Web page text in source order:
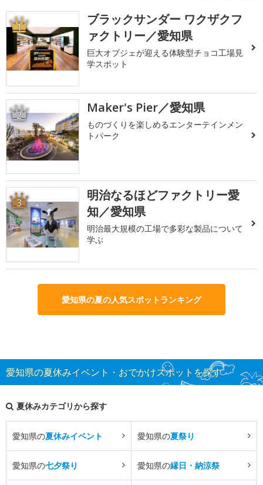
1
ブラックサンダー ワクザクフ
ァクトリー／愛知県
巨大オブジェが迎える体験型チョコ工場見
学スポット
2 Maker's Pier／愛知県
ものづくりを楽しめるエンターテインメン
トパーク
3
明治なるほどファクトリー愛
知／愛知県
明治最大規模の工場で多彩な製品について
学ぶ
愛知県の夏の人気スポットランキング
愛知県の夏休みイベント・おでかけスポットを探す
夏休みカテゴリから探す
愛知県の夏休みイベント 愛知県の夏祭り
愛知県の七夕祭り 愛知県の縁日・納涼祭